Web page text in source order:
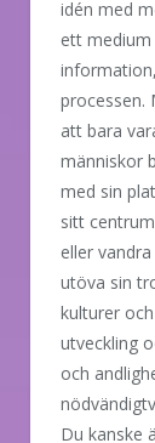
idén med
ett medium
processen.
att bara
människor
med sin
sitt
eller
utöva sin
kulturer
utveckling
och
Du kanske